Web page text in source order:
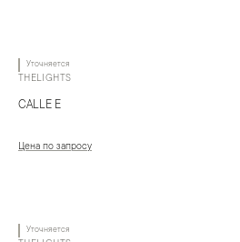
Уточняется
THELIGHTS
CALLE E
Цена по запросу
Уточняется